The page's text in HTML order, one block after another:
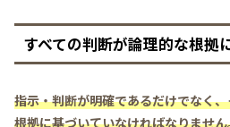
すべての判断が論理的な根拠
指示・判断が明確であるだけでなく
根拠に基づいていなければなりませ